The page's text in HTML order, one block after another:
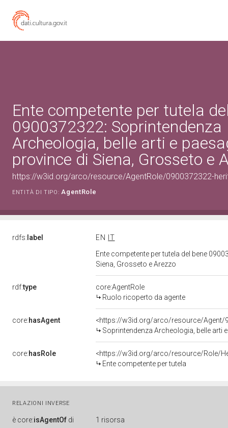
Ente competente per tutela
0900372322: Soprintendenza
Archeologia, belle arti e
province di Siena, Grosseto e
https://w3id.org/arco/resource/AgentRole/0900372322-
ENTITÀ DI TIPO: AgentRole
rdfs: label EN
IT
Ente competente per tutela del bene
Siena, Grosseto e Arezzo
rdf:type
core:AgentRole
Ruolo ricoperto da agente
core:hasAgent
<https://w3id.org/arco/resource/Agent/
Soprintendenza Archeologia, belle arti
core:hasRole
<https://w3id.org/arco/resource/Role/
Ente competente per tutela
RELAZIONI INVERSE
è core:isAgentOf di 1 risorsa